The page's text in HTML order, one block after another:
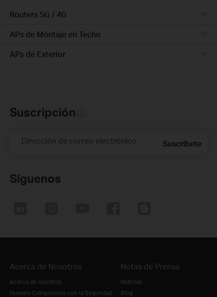
Routers 5G / 4G
APs de Montaje en Techo
APs de Exterior
Suscripción
Dirección de correo electrónico Suscríbete
Síguenos
Acerca de Nosotros
Acerca de nosotros
Nuestro Compromiso con la Seguridad
Notas de Prensa
Noticias
Blog